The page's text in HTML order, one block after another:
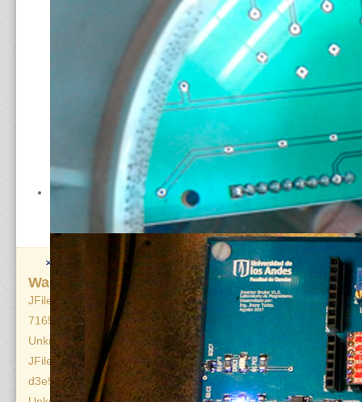
×
Warning
JFile: :write([ROOT]/media/modals/css//css-
716516fbbff666ce4c7102b6ab56b68c.php): Error
Unknown whilst opening a file
JFile: :write([ROOT]/libraries/expose/interface/css//css-
d3e9316187dbdc223e12b2a580742889.php): Error